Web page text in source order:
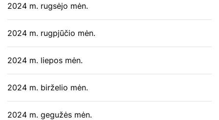
2024 m. rugsėjo mėn.
2024 m. rugpjūčio mėn.
2024 m. liepos mėn.
2024 m. birželio mėn.
2024 m. gegužės mėn.